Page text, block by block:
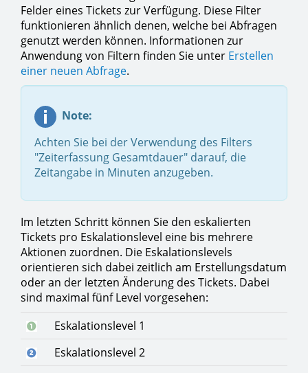
Felder eines Tickets zur Verfügung. Diese Filter
funktionieren ähnlich denen, welche bei Abfragen
genutzt werden können. Informationen zur
Anwendung von Filtern finden Sie unter Erstellen
einer neuen Abfrage.
Note:
Achten Sie bei der Verwendung des Filters
"Zeiterfassung Gesamtdauer" darauf, die
Zeitangabe in Minuten anzugeben.
Im letzten Schritt können Sie den eskalierten
Tickets pro Eskalationslevel eine bis mehrere
Aktionen zuordnen. Die Eskalationslevels
orientieren sich dabei zeitlich am Erstellungsdatum
oder an der letzten Änderung des Tickets. Dabei
sind maximal fünf Level vorgesehen:
Eskalationslevel 1
Eskalationslevel 2